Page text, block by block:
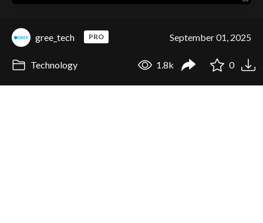
gree_tech PRO September 01, 2025
Technology 1.8k 0